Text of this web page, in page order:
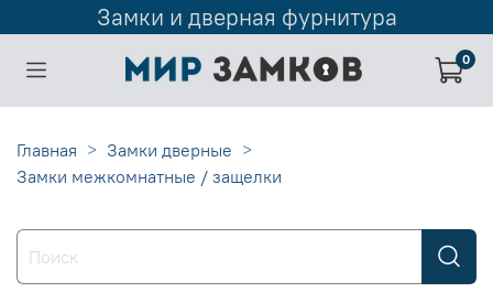
Замки и дверная фурнитура
0
Главная
Замки дверные
Замки межкомнатные / защелки